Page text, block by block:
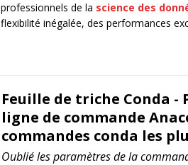
professionnels de la science des
flexibilité inégalée, des performances
Feuille de triche Conda -
ligne de commande
commandes conda les
Oublié les paramètres de la